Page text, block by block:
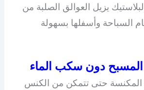
يزيل العوالق الصلبة من
السباحة وأسفلها بسهولة
دون سكب الماء
المكنسة حتى تتمكن من الكنس